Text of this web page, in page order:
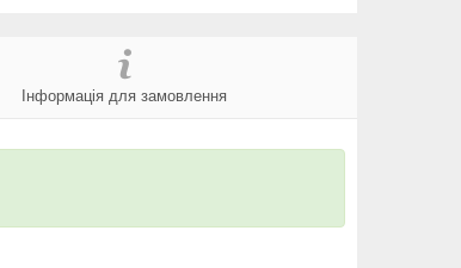
Інформація для замовлення